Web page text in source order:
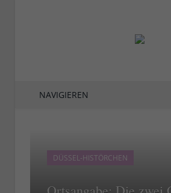
NAVIGIEREN
DÜSSEL-HISTÖRCHEN